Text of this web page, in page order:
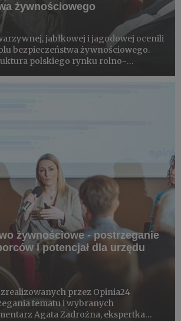
żywnościowego
jabłkowej i jagodowej ocenili
bezpieczeństwa żywnościowego.
polskiego rynku rolno-
żywnościowe - postrzeganie
i potencjał dla urzędu
przez Opinia24
tematu i wybranych
Agata Zadrożna, ekspertka